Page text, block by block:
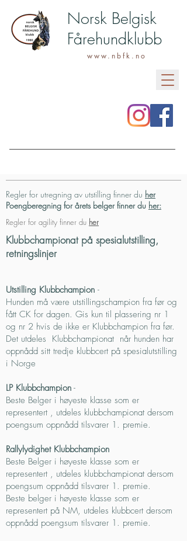
Norsk Belgisk
Fårehundklubb
www.nbfk.no
Regler for utregning av utstilling finner du her
Poengberegning for årets belger finner du her:
Regler for agility finner du her
Klubbchampionat på spesialutstilling,
retningslinjer
Utstilling Klubbchampion -
Hunden må være utstillingschampion fra før og
fått CK for dagen. Gis kun til plassering nr 1
og nr 2 hvis de ikke er Klubbchampion fra før.
Det utdeles Klubbchampionat når hunden har
oppnådd sitt tredje klubbcert på spesialutstilling
i Norge
LP Klubbchampion -
Beste Belger i høyeste klasse som er
representert , utdeles klubbchampionat dersom
poengsum oppnådd tilsvarer 1. premie.
Rallylydighet Klubbchampion
Beste Belger i høyeste klasse som er
representert , utdeles klubbchampionat dersom
poengsum oppnådd tilsvarer 1. premie.
Beste belger i høyeste klasse som er
representert på NM, utdeles klubbcert dersom
oppnådd poengsum tilsvarer 1. premie.